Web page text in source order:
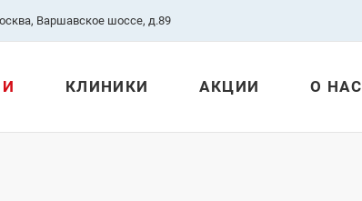
Варшавское шоссе, д.89
КЛИНИКИ АКЦИИ О НАС